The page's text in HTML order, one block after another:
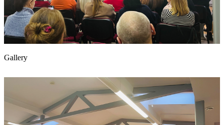
Gallery